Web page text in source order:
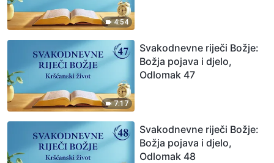
4:54
7:17
Svakodnevne riječi Božje:
Božja pojava i djelo,
Odlomak 47
Svakodnevne riječi Božje:
Božja pojava i djelo,
Odlomak 48